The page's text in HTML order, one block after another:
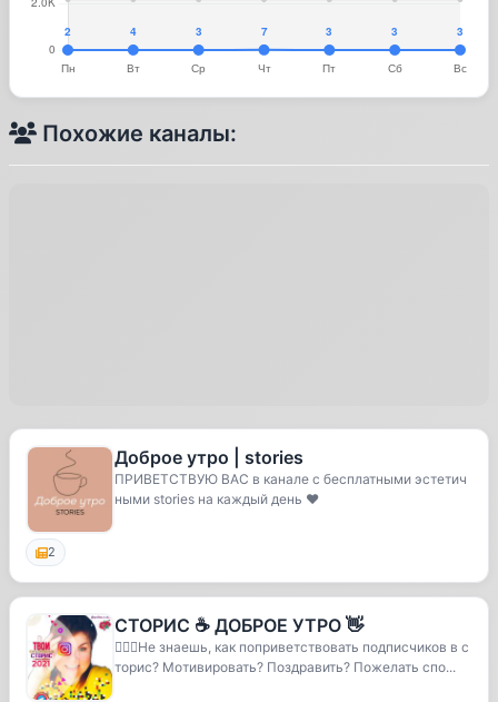
Похожие каналы:
Доброе утро | stories
ПРИВЕТСТВУЮ ВАС в канале с бесплатными эстетич
ными stories на каждый день ❤️
2
СТОРИС ☕ ДОБРОЕ УТРО 👋
🤷🏼‍♀️Не знаешь, как поприветствовать подписчиков в с
торис? Мотивировать? Поздравить? Пожелать спо...